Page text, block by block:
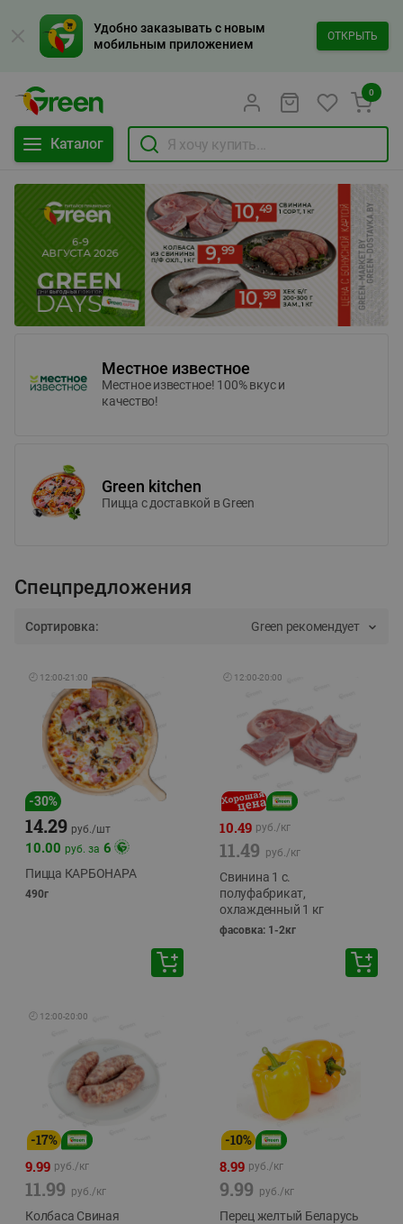
Удобно заказывать с новым
мобильным приложением
ОТКРЫТЬ
Каталог
0
Местное известное
Местное известное! 100% вкус и
качество!
Green kitchen
Пицца c доставкой в Green
Спецпредложения
Сортировка: Green рекомендует
🕘 12:00-21:00
-30%
14.29 руб./шт
10.00 руб. за 6
Пицца КАРБОНАРА
490г
🕘 12:00-20:00
10.49 руб./кг
11.49 руб./кг
Свинина 1 с.
полуфабрикат,
охлажденный 1 кг
фасовка: 1-2кг
🕘 12:00-20:00
-17%
9.99 руб./кг
11.99 руб./кг
Колбаса Свиная
-10%
8.99 руб./кг
9.99 руб./кг
Перец желтый Беларусь